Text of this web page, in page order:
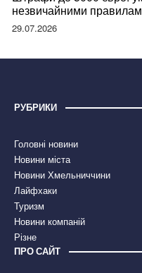
незвичайними
правдою
29.07.2026
РУБРИКИ
Головні новини
Новини міста
Новини Хмельниччини
Лайфхаки
Туризм
Новини компаній
Різне
ПРО САЙТ